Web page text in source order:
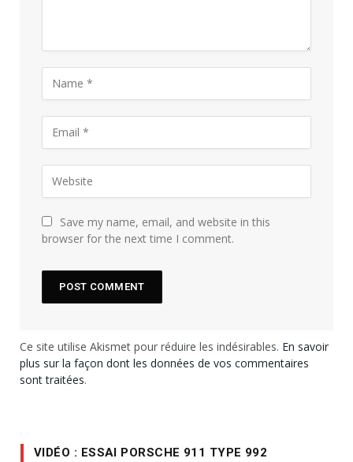
Save my name, email, and website in this
browser for the next time I comment.
Ce site utilise Akismet pour réduire les indésirables. En savoir
plus sur la façon dont les données de vos commentaires
sont traitées.
VIDÉO : ESSAI PORSCHE 911 TYPE 992